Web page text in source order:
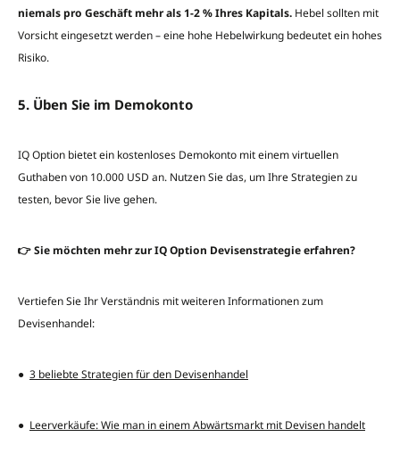
niemals pro Geschäft mehr als 1-2 % Ihres Kapitals. Hebel sollten mit
Vorsicht eingesetzt werden – eine hohe Hebelwirkung bedeutet ein hohes
Risiko.
5. Üben Sie im Demokonto
IQ Option bietet ein kostenloses Demokonto mit einem virtuellen
Guthaben von 10.000 USD an. Nutzen Sie das, um Ihre Strategien zu
testen, bevor Sie live gehen.
👉 Sie möchten mehr zur IQ Option Devisenstrategie erfahren?
Vertiefen Sie Ihr Verständnis mit weiteren Informationen zum
Devisenhandel:
● 3 beliebte Strategien für den Devisenhandel
● Leerverkäufe: Wie man in einem Abwärtsmarkt mit Devisen handelt